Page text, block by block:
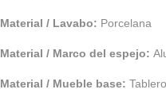
Material / Lavabo: Porcelana
Material / Marco del espejo:
Material / Mueble base: